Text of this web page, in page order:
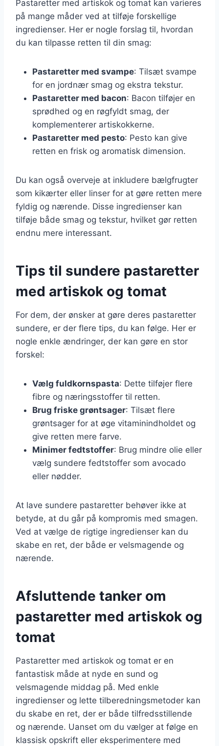
Pastaretter med artiskok og tomat kan varieres
på mange måder ved at tilføje forskellige
ingredienser. Her er nogle forslag til, hvordan
du kan tilpasse retten til din smag:
Pastaretter med svampe: Tilsæt svampe
for en jordnær smag og ekstra tekstur.
Pastaretter med bacon: Bacon tilføjer en
sprødhed og en røgfyldt smag, der
komplementerer artiskokkerne.
Pastaretter med pesto: Pesto kan give
retten en frisk og aromatisk dimension.
Du kan også overveje at inkludere bælgfrugter
som kikærter eller linser for at gøre retten mere
fyldig og nærende. Disse ingredienser kan
tilføje både smag og tekstur, hvilket gør retten
endnu mere interessant.
Tips til sundere pastaretter
med artiskok og tomat
For dem, der ønsker at gøre deres pastaretter
sundere, er der flere tips, du kan følge. Her er
nogle enkle ændringer, der kan gøre en stor
forskel:
Vælg fuldkornspasta: Dette tilføjer flere
fibre og næringsstoffer til retten.
Brug friske grøntsager: Tilsæt flere
grøntsager for at øge vitaminindholdet og
give retten mere farve.
Minimer fedtstoffer: Brug mindre olie eller
vælg sundere fedtstoffer som avocado
eller nødder.
At lave sundere pastaretter behøver ikke at
betyde, at du går på kompromis med smagen.
Ved at vælge de rigtige ingredienser kan du
skabe en ret, der både er velsmagende og
nærende.
Afsluttende tanker om
pastaretter med artiskok og
tomat
Pastaretter med artiskok og tomat er en
fantastisk måde at nyde en sund og
velsmagende middag på. Med enkle
ingredienser og lette tilberedningsmetoder kan
du skabe en ret, der er både tilfredsstillende
og nærende. Uanset om du vælger at følge en
klassisk opskrift eller eksperimentere med